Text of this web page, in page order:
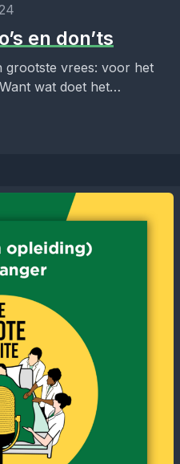
en don’ts
grootste vrees: voor het
wat doet het
word je...